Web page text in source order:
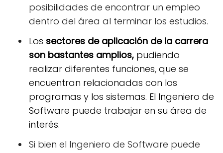
posibilidades de encontrar un empleo
dentro del área al terminar los estudios.
Los sectores de aplicación de la carrera
son bastantes amplios, pudiendo
realizar diferentes funciones, que se
encuentran relacionadas con los
programas y los sistemas. El Ingeniero de
Software puede trabajar en su área de
interés.
Si bien el Ingeniero de Software puede